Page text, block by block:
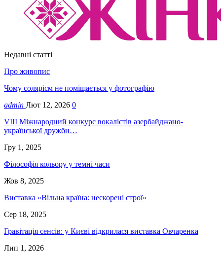
Недавні статті
Про живопис
Чому солярісм не поміщається у фотографію
admin Лют 12, 2026 0
VIII Міжнародний конкурс вокалістів азербайджано-
української дружби…
Гру 1, 2025
Філософія кольору у темні часи
Жов 8, 2025
Виставка «Вільна країна: нескорені строї»
Сер 18, 2025
Гравітація сенсів: у Києві відкрилася виставка Овчаренка
Лип 1, 2026